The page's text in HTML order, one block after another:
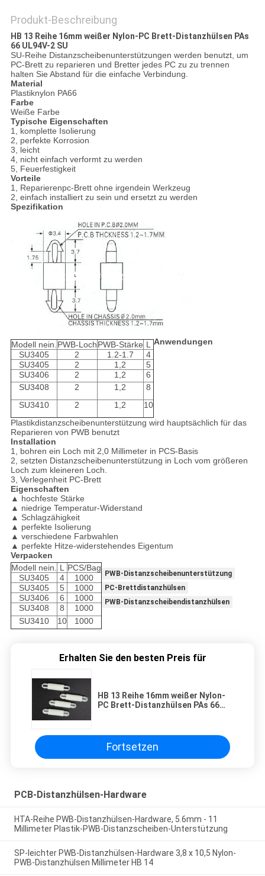
Produkt-Beschreibung
HB 13 Reihe 16mm weißer Nylon-PC Brett-Distanzhülsen PAs
66 UL94V-2 SU
SU-Reihe Distanzscheibenunterstützungen werden benutzt, um
PC-Brett zu reparieren und Bretter jedes PC zu zu trennen
halten Sie Abstand für die einfache Verbindung.
Material
Plastiknylon PA66
Farbe
Weiße Farbe
Typische Eigenschaften
1, komplette Isolierung
2, perfekte Korrosion
3, leicht
4, nicht einfach verformt zu werden
5, Feuerfestigkeit
Vorteile
1, Reparierenpc-Brett ohne irgendein Werkzeug
2, einfach installiert zu sein und ersetzt zu werden
Spezifikation
Modell nein. PWB-LochPWB-Stärke L
SU3405
2 1.2-1.7
4
SU3405
2 1,2
5
SU3406
2 1,2
6
SU3408
2 1,2
8
SU3410
2 1,2 10
Anwendungen
Plastikdistanzscheibenunterstützung wird hauptsächlich für das
Reparieren von PWB benutzt
Installation
1, bohren ein Loch mit 2,0 Millimeter in PCS-Basis
2, setzten Distanzscheibenunterstützung in Loch vom größeren
Loch zum kleineren Loch.
3, Verlegenheit PC-Brett
Eigenschaften
▲ hochfeste Stärke
▲ niedrige Temperatur-Widerstand
▲ Schlagzähigkeit
▲ perfekte Isolierung
▲ verschiedene Farbwahlen
▲ perfekte Hitze-widerstehendes Eigentum
Verpacken
Modell nein.
L
PCS/Bag
SU3405
4
1000
SU3405
5
1000
SU3406
6
1000
SU3408
8
1000
SU3410
10 1000
PWB-Distanzscheibenunterstützung
PC-Brettdistanzhülsen
PWB-Distanzscheibendistanzhülsen
Erhalten Sie den besten Preis für
HB 13 Reihe 16mm weißer Nylon-
PC Brett-Distanzhülsen PAs 66
Fortsetzen
PCB-Distanzhülsen-Hardware
HTA-Reihe PWB-Distanzhülsen-Hardware, 5.6mm - 11
Millimeter Plastik-PWB-Distanzscheiben-Unterstützung
SP-leichter PWB-Distanzhülsen-Hardware 3,8 x 10,5 Nylon-
PWB-Distanzhülsen Millimeter HB 14